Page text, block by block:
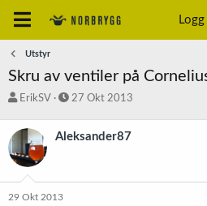
Utstyr
Skru av ventiler på
T
å
d
s
a
r
ErikSV
S
r
a
27 Okt 2013
Aleksander87
29 Okt 2013